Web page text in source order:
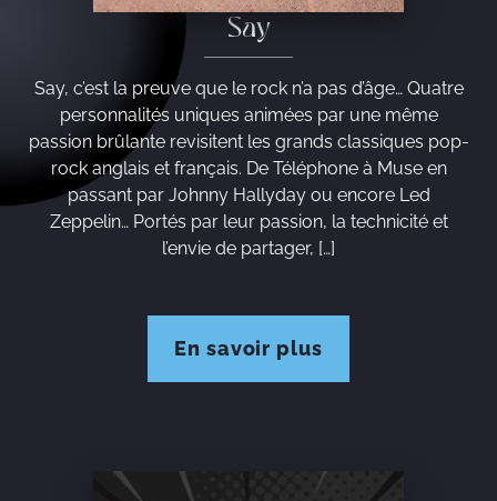
Say
Say, c’est la preuve que le rock n’a pas d’âge… Quatre
personnalités uniques animées par une même
passion brûlante revisitent les grands classiques pop-
rock anglais et français. De Téléphone à Muse en
passant par Johnny Hallyday ou encore Led
Zeppelin… Portés par leur passion, la technicité et
l’envie de partager, […]
En savoir plus